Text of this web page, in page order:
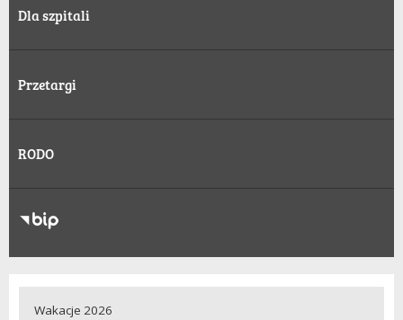
Dla szpitali
Przetargi
RODO
RODO
Wakacje 2026